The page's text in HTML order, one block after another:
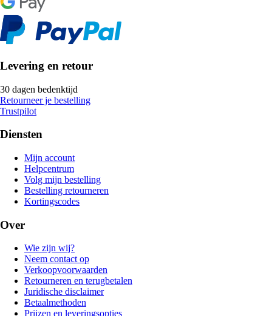
Levering en retour
30 dagen bedenktijd
Retourneer je bestelling
Trustpilot
Diensten
Mijn account
Helpcentrum
Volg mijn bestelling
Bestelling retourneren
Kortingscodes
Over
Wie zijn wij?
Neem contact op
Verkoopvoorwaarden
Retourneren en terugbetalen
Juridische disclaimer
Betaalmethoden
Prijzen en leveringsopties